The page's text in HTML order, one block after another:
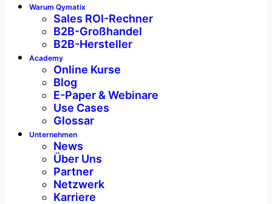
Warum Qymatix
Sales ROI-Rechner
B2B-Großhandel
B2B-Hersteller
Academy
Online Kurse
Blog
E-Paper & Webinare
Use Cases
Glossar
Unternehmen
News
Über Uns
Partner
Netzwerk
Karriere